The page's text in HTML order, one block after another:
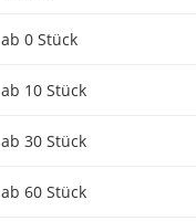
ab 0 Stück
ab 10 Stück
ab 30 Stück
ab 60 Stück